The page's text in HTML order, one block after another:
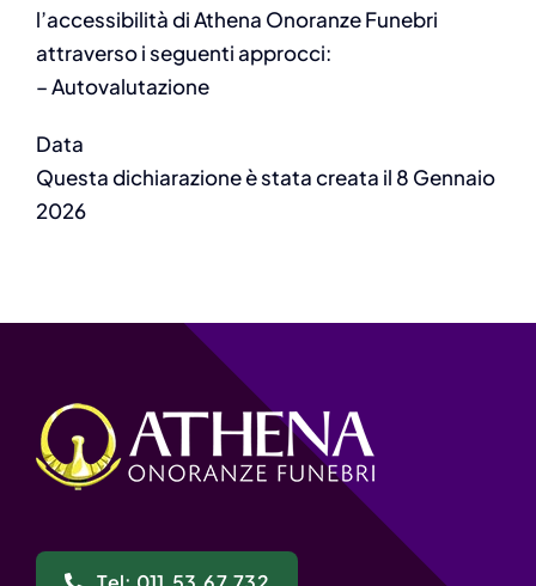
l’accessibilità di Athena Onoranze Funebri
attraverso i seguenti approcci:
– Autovalutazione
Data
Questa dichiarazione è stata creata il 8 Gennaio
2026